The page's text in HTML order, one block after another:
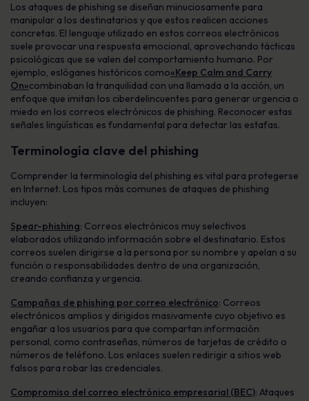
Los ataques de phishing se diseñan minuciosamente para
manipular a los destinatarios y que estos realicen acciones
concretas. El lenguaje utilizado en estos correos electrónicos
suele provocar una respuesta emocional, aprovechando tácticas
psicológicas que se valen del comportamiento humano. Por
ejemplo, eslóganes históricos como«Keep Calm and Carry
On»combinaban la tranquilidad con una llamada a la acción, un
enfoque que imitan los ciberdelincuentes para generar urgencia o
miedo en los correos electrónicos de phishing. Reconocer estas
señales lingüísticas es fundamental para detectar las estafas.
Terminología clave del phishing
Comprender la terminología del phishing es vital para protegerse
en Internet. Los tipos más comunes de ataques de phishing
incluyen:
Spear-phishing: Correos electrónicos muy selectivos
elaborados utilizando información sobre el destinatario. Estos
correos suelen dirigirse a la persona por su nombre y apelan a su
función o responsabilidades dentro de una organización,
creando confianza y urgencia.
Campañas de phishing por correo electrónico: Correos
electrónicos amplios y dirigidos masivamente cuyo objetivo es
engañar a los usuarios para que compartan información
personal, como contraseñas, números de tarjetas de crédito o
números de teléfono. Los enlaces suelen redirigir a sitios web
falsos para robar las credenciales.
Compromiso del correo electrónico empresarial (BEC): Ataques